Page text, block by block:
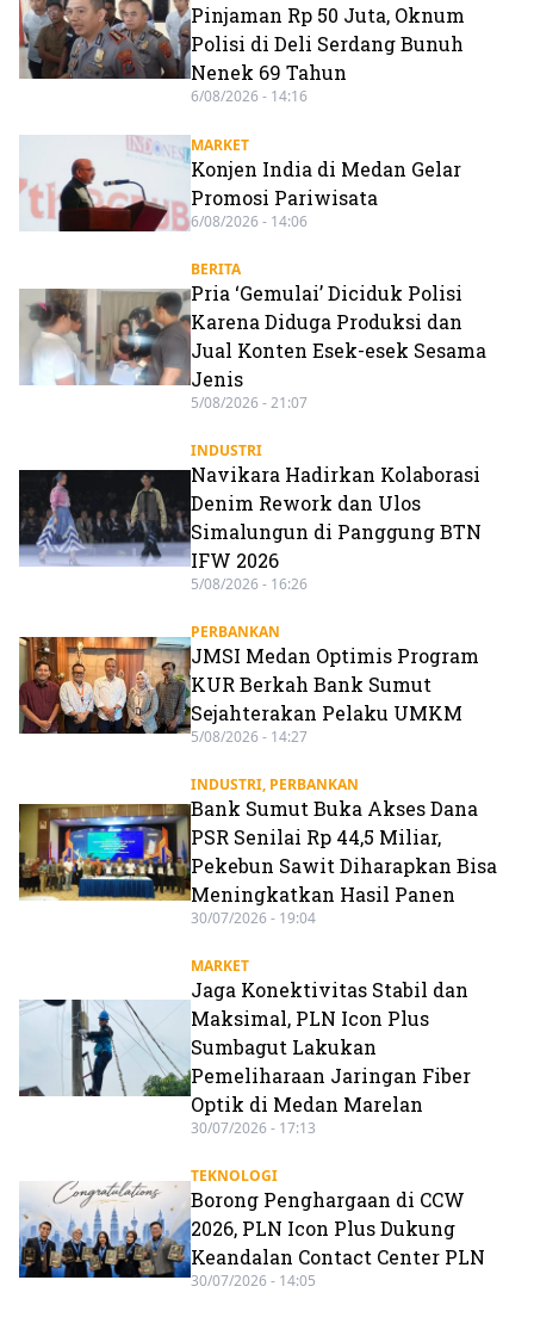
Pinjaman Rp 50 Juta, Oknum
Polisi di Deli Serdang Bunuh
Nenek 69 Tahun
6/08/2026 - 14:16
MARKET
Konjen India di Medan Gelar
Promosi Pariwisata
6/08/2026 - 14:06
BERITA
Pria ‘Gemulai’ Diciduk Polisi
Karena Diduga Produksi dan
Jual Konten Esek-esek Sesama
Jenis
5/08/2026 - 21:07
INDUSTRI
Navikara Hadirkan Kolaborasi
Denim Rework dan Ulos
Simalungun di Panggung BTN
IFW 2026
5/08/2026 - 16:26
PERBANKAN
JMSI Medan Optimis Program
KUR Berkah Bank Sumut
Sejahterakan Pelaku UMKM
5/08/2026 - 14:27
INDUSTRI, PERBANKAN
Bank Sumut Buka Akses Dana
PSR Senilai Rp 44,5 Miliar,
Pekebun Sawit Diharapkan Bisa
Meningkatkan Hasil Panen
30/07/2026 - 19:04
MARKET
Jaga Konektivitas Stabil dan
Maksimal, PLN Icon Plus
Sumbagut Lakukan
Pemeliharaan Jaringan Fiber
Optik di Medan Marelan
30/07/2026 - 17:13
TEKNOLOGI
Borong Penghargaan di CCW
2026, PLN Icon Plus Dukung
Keandalan Contact Center PLN
30/07/2026 - 14:05